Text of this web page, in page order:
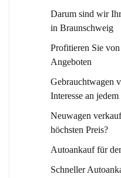
Darum sind wir
in Braunschweig
Profitieren Sie
Angeboten
Gebrauchtwagen
Interesse an
Neuwagen
höchsten Preis?
Autoankauf für
Schneller